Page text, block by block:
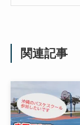
関連記事